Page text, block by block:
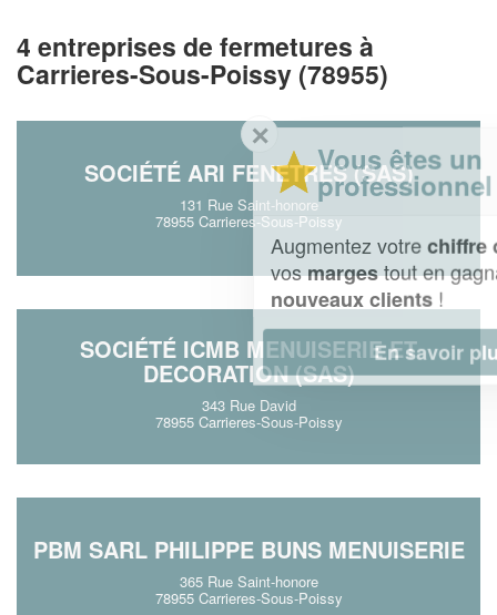
4 entreprises de fermetures à
Carrieres-Sous-Poissy (78955)
SOCIÉTÉ ARI FENETRES (SAS)
131 Rue Saint-honore
78955 Carrieres-Sous-Poissy
SOCIÉTÉ ICMB MENUISERIE ET
DECORATION (SAS)
343 Rue David
78955 Carrieres-Sous-Poissy
PBM SARL PHILIPPE BUNS MENUISERIE
365 Rue Saint-honore
78955 Carrieres-Sous-Poissy
Vous êtes un
professionnel ?
Augmentez votrechiffre d'affaireset
vosmargestout en gagnant de
nouveaux clients!
En savoir plus